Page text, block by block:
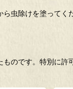
虫除けを塗ってく
のです。特別に許